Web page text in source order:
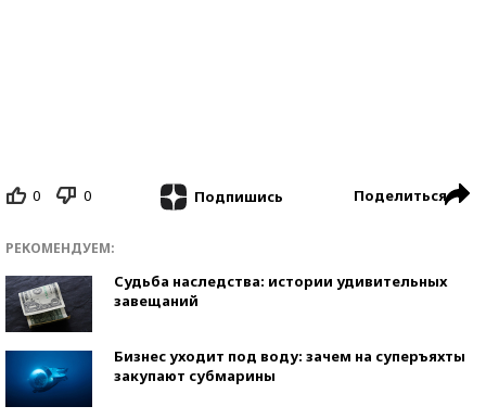
0 0 Подпишись Поделиться
РЕКОМЕНДУЕМ:
Судьба наследства: истории удивительных
завещаний
Бизнес уходит под воду: зачем на суперъяхты
закупают субмарины